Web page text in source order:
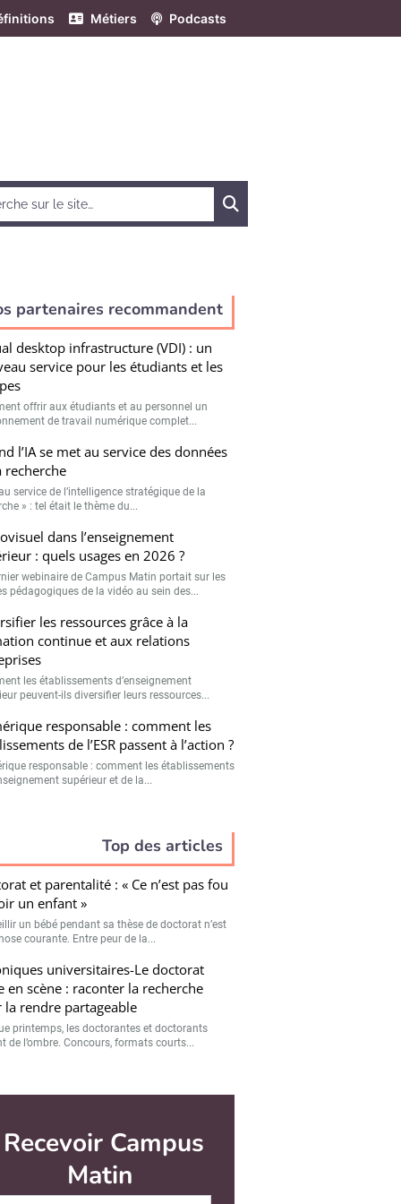
Métiers Podcasts
partenaires recommandent
desktop infrastructure (VDI) : un
service pour les étudiants et les
offrir aux étudiants et au personnel un
de travail numérique complet...
l’IA se met au service des données
recherche
au service de l’intelligence stratégique de la
» : tel était le thème du...
dans l’enseignement
: quels usages en 2026 ?
webinaire de Campus Matin portait sur les
pédagogiques de la vidéo au sein des...
les ressources grâce à la
continue et aux relations
les établissements d’enseignement
peuvent-ils diversifier leurs ressources...
responsable : comment les
de l’ESR passent à l’action ?
responsable : comment les établissements
supérieur et de la...
Top des articles
et parentalité : « Ce n’est pas fou
un enfant »
un bébé pendant sa thèse de doctorat n’est
courante. Entre peur de la...
universitaires-Le doctorat
en scène : raconter la recherche
la rendre partageable
printemps, les doctorantes et doctorants
de l’ombre. Concours, formats courts...